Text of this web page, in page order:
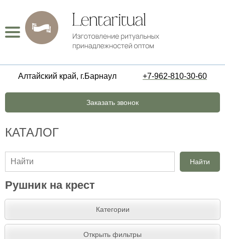
Алтайский край, г.Барнаул +7-962-810-30-60
Заказать звонок
КАТАЛОГ
Найти
Рушник на крест
Категории
Открыть фильтры